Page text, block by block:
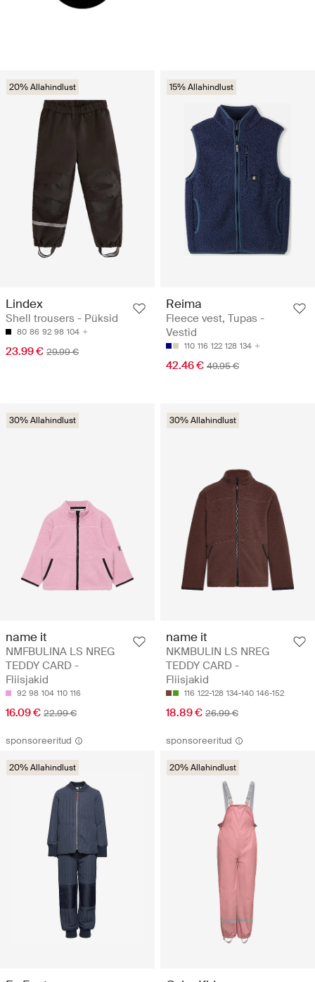
20% Allahindlust
Lindex
Shell trousers - Püksid
80 86 92 98 104
23.99 € 29.99 €
15% Allahindlust
Reima
Fleece vest, Tupas -
Vestid
110 116 122 128 134
42.46 € 49.95 €
30% Allahindlust
name it
NMFBULINA LS NREG
TEDDY CARD -
Fliisjakid
92 98 104 110 116
16.09 € 22.99 €
30% Allahindlust
name it
NKMBULIN LS NREG
TEDDY CARD -
Fliisjakid
116 122-128 134-140 146-152
18.89 € 26.99 €
sponsoreeritud
20% Allahindlust
sponsoreeritud
20% Allahindlust